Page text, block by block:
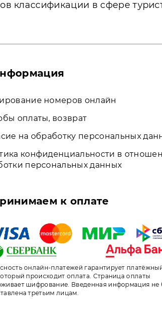
классификации в сфере
номеров онлайн
оплаты, возврат
на обработку персональных
конфиденциальности в
персональных данных
к оплате
онлайн-платежей гарантирует
происходит оплата. Страница оплаты
шифрование. Введенная информация не
третьим лицам.